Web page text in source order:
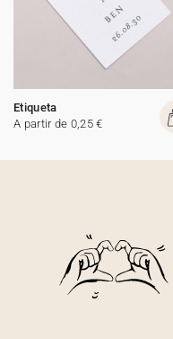
Etiqueta
A partir de 0,25 €